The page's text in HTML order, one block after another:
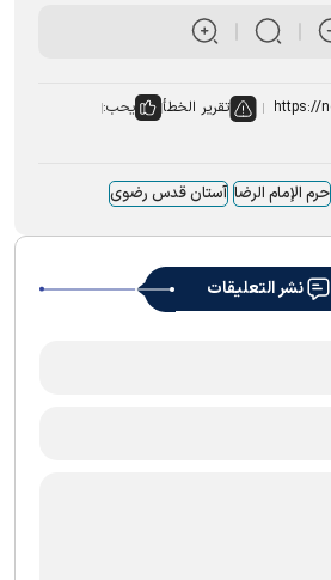
تقرير الخطأ
يحب:
حرم الإمام الرضا آستان قدس رضوی
نشر التعليقات